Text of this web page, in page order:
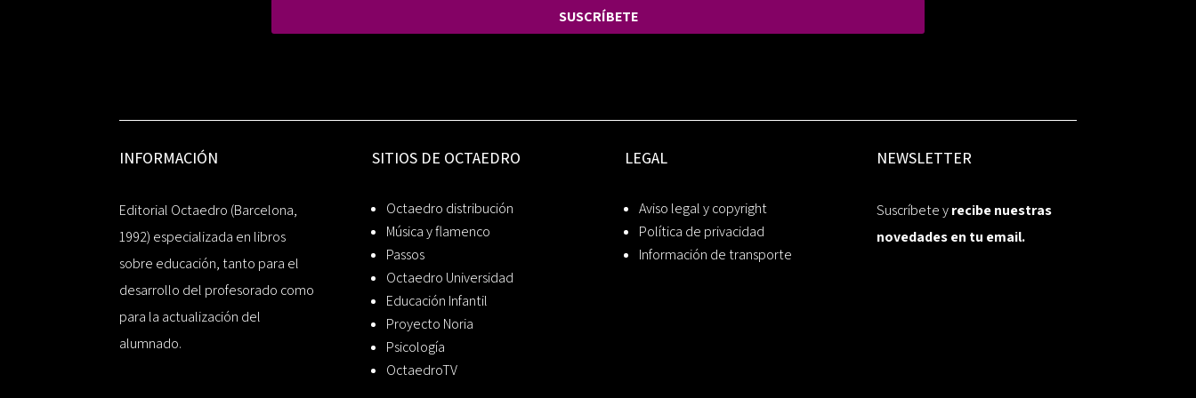
SUSCRÍBETE
INFORMACIÓN
Editorial Octaedro (Barcelona,
1992) especializada en libros
sobre educación, tanto para el
desarrollo del profesorado como
para la actualización del
alumnado.
SITIOS DE OCTAEDRO
Octaedro distribución
Música y flamenco
Passos
Octaedro Universidad
Educación Infantil
Proyecto Noria
Psicología
OctaedroTV
LEGAL
Aviso legal y copyright
Política de privacidad
Información de transporte
NEWSLETTER
Suscríbete yrecibe nuestras
novedades en tu email.